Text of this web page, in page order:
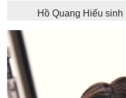
Hồ Quang Hiếu